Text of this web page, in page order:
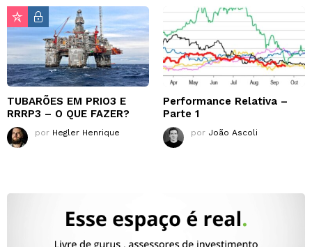
TUBARÕES EM PRIO3 E
RRRP3 – O QUE FAZER?
por Hegler Henrique
Performance Relativa –
Parte 1
por João Ascoli